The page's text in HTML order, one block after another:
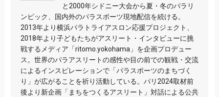
と2000年シドニー大会から夏・冬のパラリ
ンピック、国内外のパラスポーツ現地配信を続ける。
2013年より横浜パラトライアスロン応援プロジェクト、
2018年より子どもたちがアスリート・インタビューに挑
戦するメディア「ritomo.yokohama」を企画プロデュー
ス。世界のパラアスリートの感性や目の前での観戦・交流
によるインスピレーションで「パラスポーツのまちづく
り」が広がることを祈り活動している。パリ2024取材前
後より新企画「まちをつくるアスリート」対話による公共